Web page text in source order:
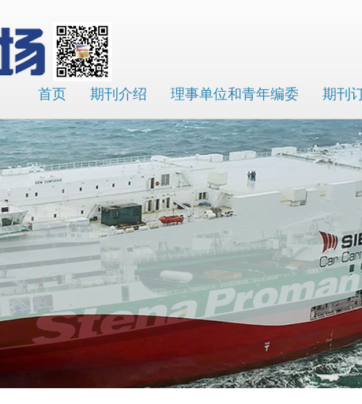
首页 期刊介绍 理事单位和青年编委 期刊